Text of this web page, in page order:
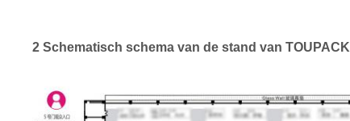
2 Schematisch schema van de stand van TOUPACK